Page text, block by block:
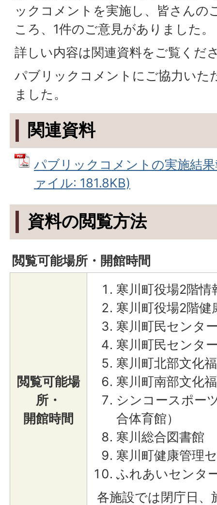
ックコメントを実施し、皆さんの
ころ、1件のご意見がありました。
詳しい内容は関連資料をご覧くだ
パブリックコメントにご協力いた
ました。
関連資料
パブリックコメントの実施結
ァイル: 181.8KB)
資料の閲覧方法
閲覧可能場所・開館時間
閲覧可能場
所・
開館時間
寒川町役場2階
寒川町役場2階
寒川町民センタ
寒川町民センタ
寒川町北部文化
寒川町南部文化
シンコースポー
合体育館）
寒川総合図書館
寒川町健康管理
ふれあいセンタ
各施設では閉庁日、